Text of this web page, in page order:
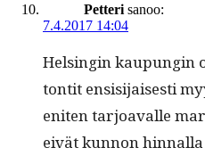
Petteri sanoo:
7.4.2017 14:04
Helsin­gin kaupun­gin
ton­tit ensisi­jais­es­ti
eniten tar­joavalle
eivät kun­non